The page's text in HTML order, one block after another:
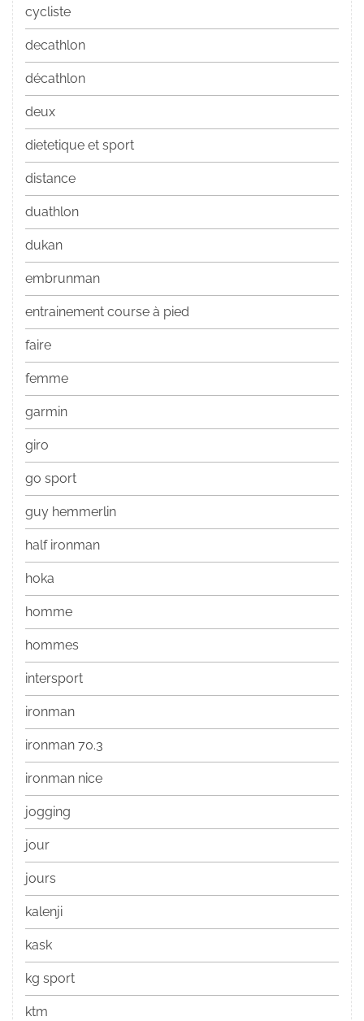
cycliste
decathlon
décathlon
deux
dietetique et sport
distance
duathlon
dukan
embrunman
entrainement course à pied
faire
femme
garmin
giro
go sport
guy hemmerlin
half ironman
hoka
homme
hommes
intersport
ironman
ironman 70.3
ironman nice
jogging
jour
jours
kalenji
kask
kg sport
ktm